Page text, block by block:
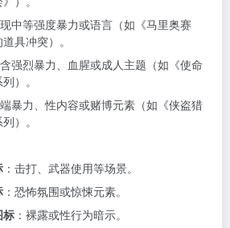
现中等强度暴力或语言（如《马里奥赛
具冲突）。
含强烈暴力、血腥或成人主题（如《使命
）。
端暴力、性内容或赌博元素（如《侠盗猎
）。
：击打、武器使用等场景。
：恐怖氛围或惊悚元素。
标 ：裸露或性行为暗示。